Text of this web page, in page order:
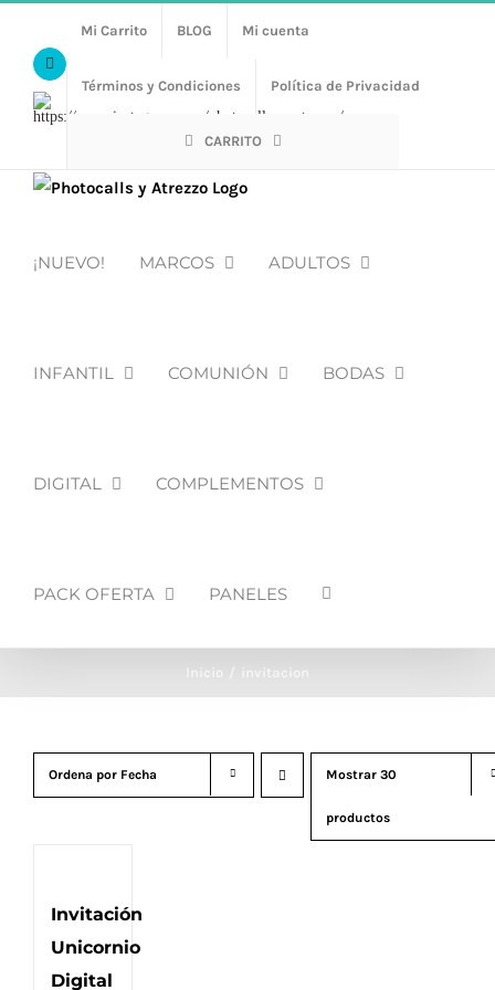
contenidoFacebook
Https://www.instagram.com/photocalls_y_atrezzo/
Mi Carrito BLOG Mi cuenta
Términos y Condiciones Política de Privacidad
CARRITO
¡NUEVO! MARCOS ADULTOS
INFANTIL COMUNIÓN BODAS
DIGITAL COMPLEMENTOS
PACK OFERTA PANELES
Inicio invitacion
Ordena por Fecha Mostrar 30
productos
Invitación
Unicornio
Digital